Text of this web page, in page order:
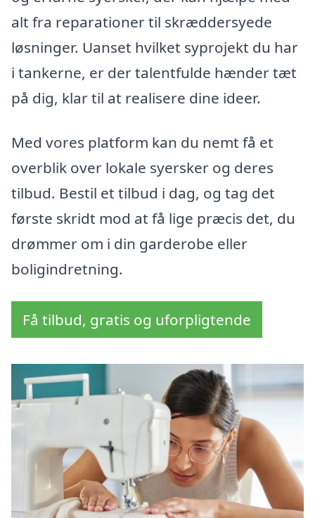
alt fra reparationer til skræddersyede
løsninger. Uanset hvilket syprojekt du har
i tankerne, er der talentfulde hænder tæt
på dig, klar til at realisere dine ideer.
Med vores platform kan du nemt få et
overblik over lokale syersker og deres
tilbud. Bestil et tilbud i dag, og tag det
første skridt mod at få lige præcis det, du
drømmer om i din garderobe eller
boligindretning.
Få tilbud, gratis og uforpligtende